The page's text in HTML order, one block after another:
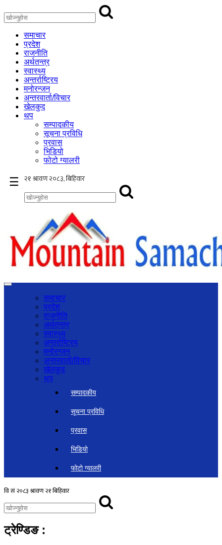
समाचार
प्रदेश
राजनीति
अर्थतन्त्र
स्वास्थ्य
अन्तर्राष्ट्रिय
मनोरन्जन
अन्तरवार्ता/विचार
खेलकुद
थप
सम्पादकीय
सूचना प्रविधि
प्रवास
भिडियो
फोटो ग्यालरी
☰
समाचार
प्रदेश
राजनीति
अर्थतन्त्र
स्वास्थ्य
अन्तर्राष्ट्रिय
मनोरन्जन
अन्तरवार्ता/विचार
खेलकुद
थप
सम्पादकीय
सूचना प्रविधि
प्रवास
भिडियो
फोटो ग्यालरी
ट्रेण्डिङ :